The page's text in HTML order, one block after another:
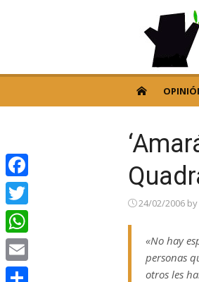
24/02/2006 by
«No hay
personas
otros les
Facebook
Twitter
WhatsApp
Email